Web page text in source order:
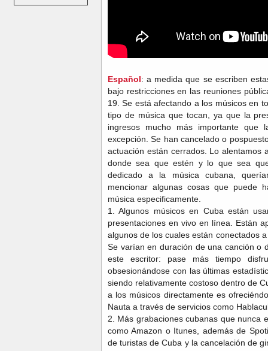
Español: a medida que se escriben
bajo restricciones en las reuniones
19. Se está afectando a los músicos en
tipo de música que tocan, ya que la
ingresos mucho más importante
excepción. Se han cancelado o
actuación están cerrados. Lo alentamos
donde sea que estén y lo que sea
dedicado a la música cubana,
mencionar algunas cosas que
música especificamente.
1. Algunos músicos en Cuba están
presentaciones en vivo en línea. Están
algunos de los cuales están conectados
Se varían en duración de una canción o
este escritor: pase más tiempo
obsesionándose con las últimas
siendo relativamente costoso dentro de
a los músicos directamente es
Nauta a través de servicios como
2. Más grabaciones cubanas que nunca
como Amazon o Itunes, además de
de turistas de Cuba y la cancelación de